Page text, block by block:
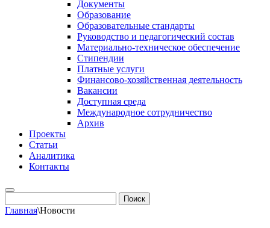
Документы
Образование
Образовательные стандарты
Руководство и педагогический состав
Материально-техническое обеспечение
Стипендии
Платные услуги
Финансово-хозяйственная деятельность
Вакансии
Доступная среда
Международное сотрудничество
Архив
Проекты
Статьи
Аналитика
Контакты
Главная\Новости